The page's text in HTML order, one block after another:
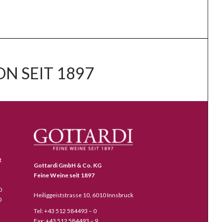
SEIT 1897
Gottardi GmbH & Co. KG
Feine Weine seit 1897
Heiliggeiststrasse 10, 6010 Innsbruck
Tel: +43 512 584493 – 0